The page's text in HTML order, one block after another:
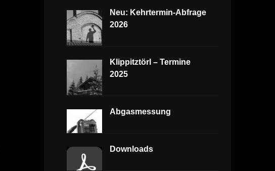
Neu: Kehrtermin-Abfrage
2026
Klippitztörl – Termine
2025
Abgasmessung
Downloads